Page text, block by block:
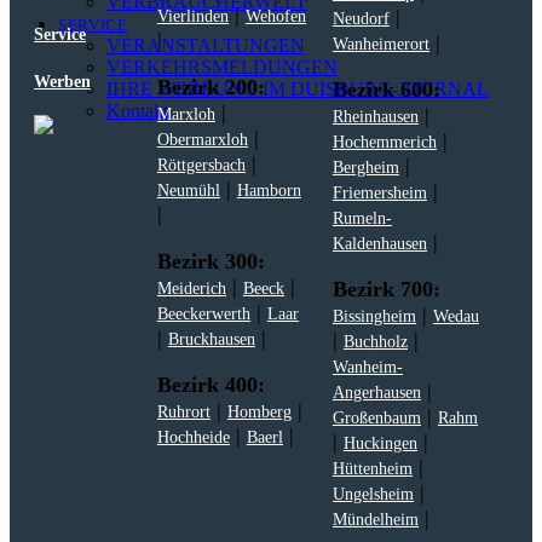
SERVICE
VERANSTALTUNGEN
VERKEHRSMELDUNGEN
IHRE WERBUNG IM DUISBURG-JOURNAL
Kontakt
Service
Werben
Vierlinden|Wehofen
|
Bezirk 200:
Marxloh|
Obermarxloh|
Röttgersbach|
Neumühl| Hamborn
|
Bezirk 300:
Meiderich| Beeck|
Beeckerwerth| Laar
| Bruckhausen|
Bezirk 400:
Ruhrort| Homberg|
Hochheide| Baerl|
Neudorf|
Wanheimerort|
Bezirk 600:
Rheinhausen|
Hochemmerich|
Bergheim|
Friemersheim|
Rumeln-
Kaldenhausen|
Bezirk 700:
Bissingheim| Wedau
| Buchholz|
Wanheim-
Angerhausen|
Großenbaum| Rahm
| Huckingen|
Hüttenheim|
Ungelsheim|
Mündelheim|